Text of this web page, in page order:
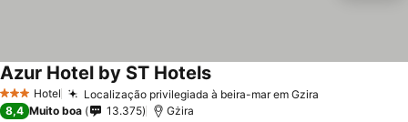
3 EstrelasHotel Localização privilegiada à beira-mar em Gzira
Azur Hotel by ST HotelsVer preços
8,4 Muito boa 13.375 Gżira